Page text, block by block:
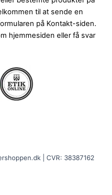
til at sende en
på Kontakt-siden.
hjemmesiden eller få svar
| CVR: 38387162